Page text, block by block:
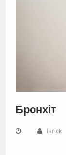
Бронхіт
tarick